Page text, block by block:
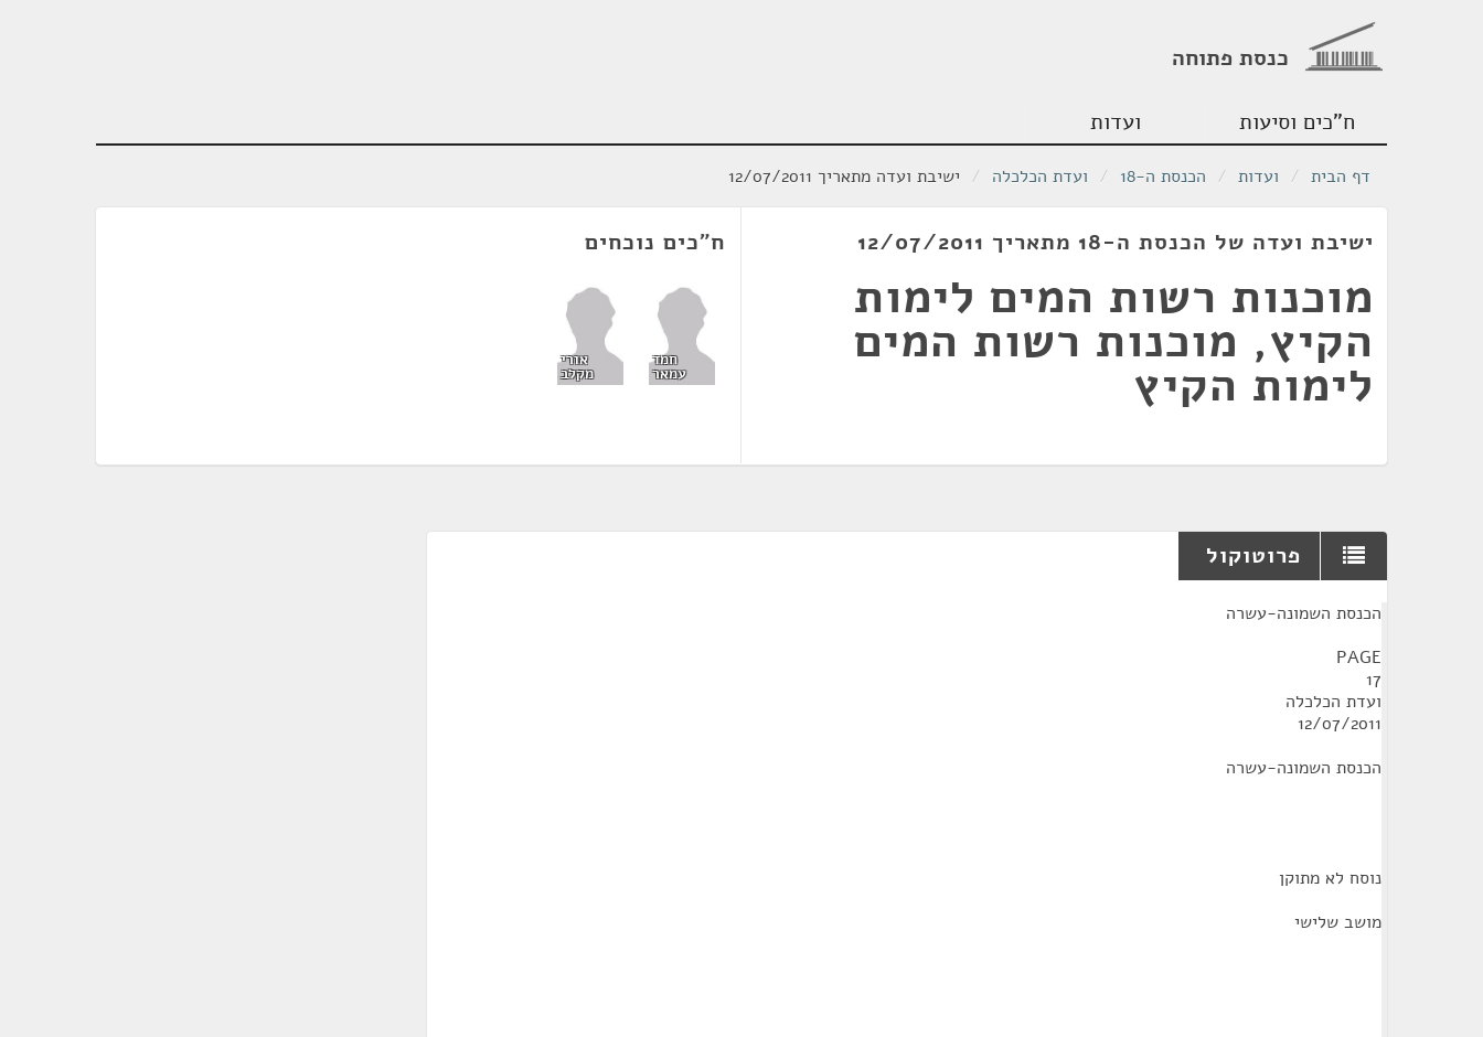
כנסת פתוחה
ח"כים וסיעות ועדות
דף הבית / ועדות / הכנסת ה-18 / ועדת הכלכלה / ישיבת ועדה מתאריך 12/07/2011
ישיבת ועדה של הכנסת ה-18 מתאריך 12/07/2011
מוכנות רשות המים לימות
הקיץ, מוכנות רשות המים
לימות הקיץ
ח"כים נוכחים
חמד
עמאר
אורי
מקלב
פרוטוקול
הכנסת השמונה-עשרה
PAGE
17
ועדת הכלכלה
12/07/2011
הכנסת השמונה-עשרה
נוסח לא מתוקן
מושב שלישי